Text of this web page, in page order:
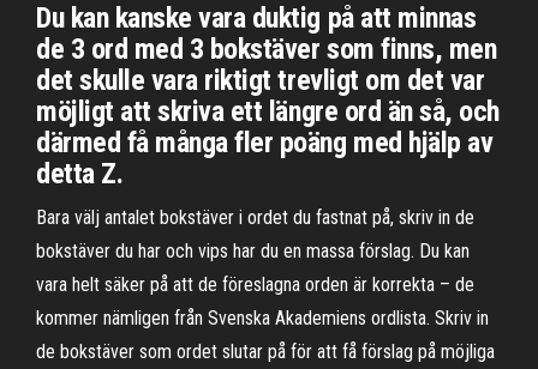
Du kan kanske vara duktig på att minnas
de 3 ord med 3 bokstäver som finns, men
det skulle vara riktigt trevligt om det var
möjligt att skriva ett längre ord än så, och
därmed få många fler poäng med hjälp av
detta Z.
Bara välj antalet bokstäver i ordet du fastnat på, skriv in de
bokstäver du har och vips har du en massa förslag. Du kan
vara helt säker på att de föreslagna orden är korrekta – de
kommer nämligen från Svenska Akademiens ordlista. Skriv in
de bokstäver som ordet slutar på för att få förslag på möjliga